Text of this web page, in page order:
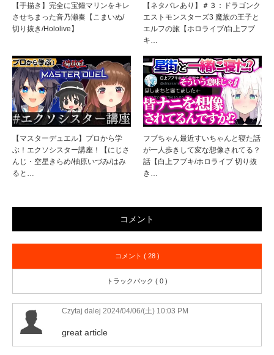
【手描き】完全に宝鐘マリンをキレ
させちまった音乃瀬奏【こまいぬ/
切り抜き/Hololive】
【ネタバレあり】＃３：ドラゴンク
エストモンスターズ3 魔族の王子と
エルフの旅【ホロライブ/白上フブ
キ…
【マスターデュエル】プロから学
ぶ！エクソシスター講座！【にじさ
んじ・空星きらめ/柚原いづみ/はみ
ると…
フブちゃん最近すいちゃんと寝た話
が一人歩きして変な想像されてる？
話【白上フブキ/ホロライブ 切り抜
き…
コメント
コメント ( 28 )
トラックバック ( 0 )
Czytaj dalej 2024/04/06/(土) 10:03 PM
great article